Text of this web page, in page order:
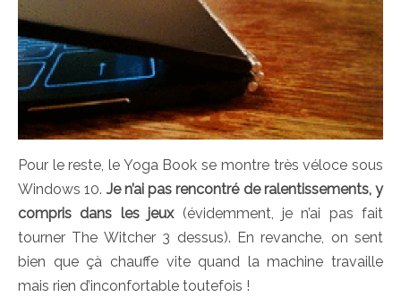
Pour le reste, le Yoga Book se montre très véloce sous
Windows 10. Je n’ai pas rencontré de ralentissements, y
compris dans les jeux(évidemment, je n’ai pas fait
tourner The Witcher 3 dessus). En revanche, on sent
bien que çà chauffe vite quand la machine travaille
mais rien d’inconfortable toutefois !